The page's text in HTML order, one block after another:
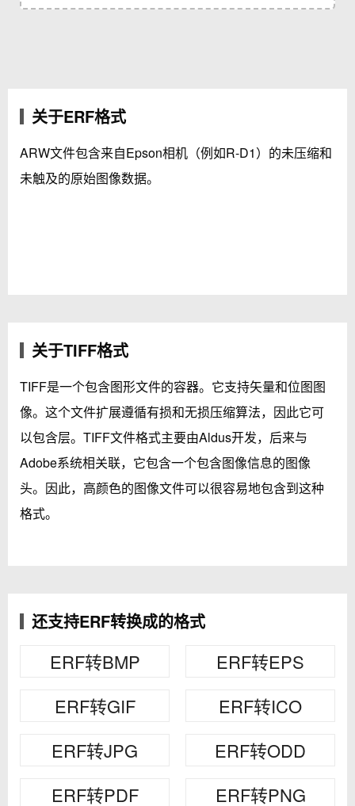
关于ERF格式
ARW文件包含来自Epson相机（例如R-D1）的未压缩和
未触及的原始图像数据。
关于TIFF格式
TIFF是一个包含图形文件的容器。它支持矢量和位图图
像。这个文件扩展遵循有损和无损压缩算法，因此它可
以包含层。TIFF文件格式主要由Aldus开发，后来与
Adobe系统相关联，它包含一个包含图像信息的图像
头。因此，高颜色的图像文件可以很容易地包含到这种
格式。
还支持ERF转换成的格式
ERF转BMP
ERF转EPS
ERF转GIF
ERF转ICO
ERF转JPG
ERF转ODD
ERF转PDF
ERF转PNG